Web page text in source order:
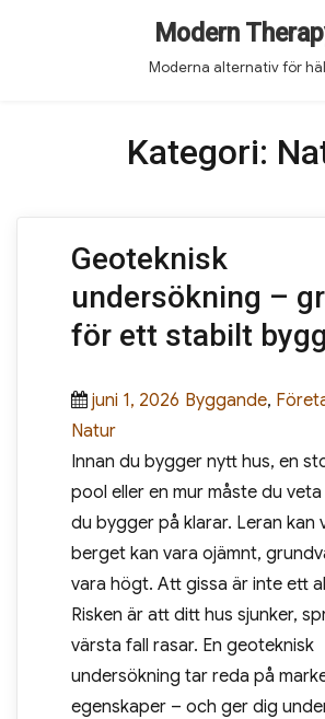
Modern
Moderna alternativ för
Kategori:
Geoteknisk
undersökning –
för ett stabilt
Posted
on
juni 1, 2026 Categories
Byggande,
Natur
Innan du bygger nytt hus, en
pool eller en mur måste du
du bygger på klarar. Leran kan
berget kan vara ojämnt,
vara högt. Att gissa är inte ett
Risken är att ditt hus sjunker,
värsta fall rasar. En geoteknisk
undersökning tar reda på
egenskaper – och ger dig